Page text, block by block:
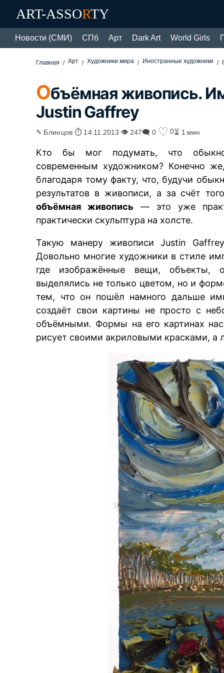
ART-ASSORTY
Новости (СМИ) СПб Арт Dark Art World Girls
Главная Арт Художники мира Иностранные художники
Объёмная живопись.
Justin Gaffrey
✎ Блинцов ⏱ 14.11.2013 👁 247🗨 0 ♡ 0⏳ 1 мин
Кто бы мог подумать, что
современным художником? Конечно
благодаря тому факту, что, будучи
результатов в живописи, а за счёт
объёмная живопись — это уже
практически скульптура на холсте.
Такую манеру живописи Justin
Довольно многие художники в стиле
где изображённые вещи, объекты,
выделялись не только цветом, но и
тем, что он пошёл намного дальше
создаёт свои картины не просто с
объёмными. Формы на его картинах
рисует своими акриловыми красками, а